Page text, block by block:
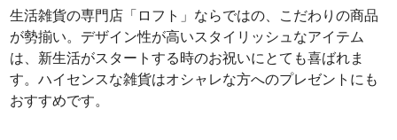
生活雑貨の専門店「ロフト」ならではの、こだわりの商品
が勢揃い。デザイン性が高いスタイリッシュなアイテム
は、新生活がスタートする時のお祝いにとても喜ばれま
す。ハイセンスな雑貨はオシャレな方へのプレゼントにも
おすすめです。